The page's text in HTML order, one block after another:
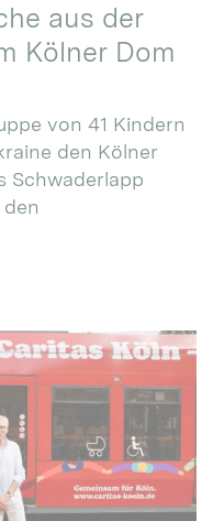
aus der
Kölner Dom
von 41 Kindern
den Kölner
Schwaderlapp